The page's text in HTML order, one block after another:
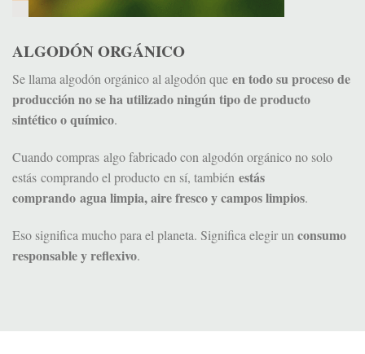
ALGODÓN ORGÁNICO
Se llama algodón orgánico al algodón que en todo su proceso de
producción no se ha utilizado ningún tipo de producto
sintético o químico.
Cuando compras algo fabricado con algodón orgánico no solo
estás comprando el producto en sí, también estás
comprando agua limpia, aire fresco y campos limpios.
Eso significa mucho para el planeta. Significa elegir un consumo
responsable y reflexivo.